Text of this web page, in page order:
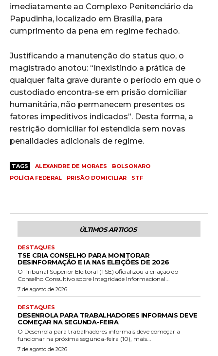
imediatamente ao Complexo Penitenciário da
Papudinha, localizado em Brasília, para
cumprimento da pena em regime fechado.
Justificando a manutenção do status quo, o
magistrado anotou: “Inexistindo a prática de
qualquer falta grave durante o período em que o
custodiado encontra-se em prisão domiciliar
humanitária, não permanecem presentes os
fatores impeditivos indicados”. Desta forma, a
restrição domiciliar foi estendida sem novas
penalidades adicionais de regime.
TAGS ALEXANDRE DE MORAES
BOLSONARO
POLÍCIA FEDERAL
PRISÃO DOMICILIAR STF
ÚLTIMOS ARTIGOS
DESTAQUES
TSE CRIA CONSELHO PARA MONITORAR
DESINFORMAÇÃO E IA NAS ELEIÇÕES DE 2026
O Tribunal Superior Eleitoral (TSE) oficializou a criação do
Conselho Consultivo sobre Integridade Informacional...
7 de agosto de 2026
DESTAQUES
DESENROLA PARA TRABALHADORES INFORMAIS DEVE
COMEÇAR NA SEGUNDA-FEIRA
O Desenrola para trabalhadores informais deve começar a
funcionar na próxima segunda-feira (10), mais...
7 de agosto de 2026